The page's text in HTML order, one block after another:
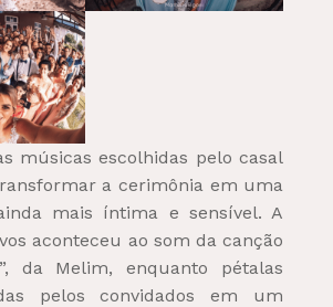
músicas escolhidas pelo casal
a cerimônia em uma
mais íntima e sensível. A
aconteceu ao som da canção
da Melim, enquanto pétalas
pelos convidados em um